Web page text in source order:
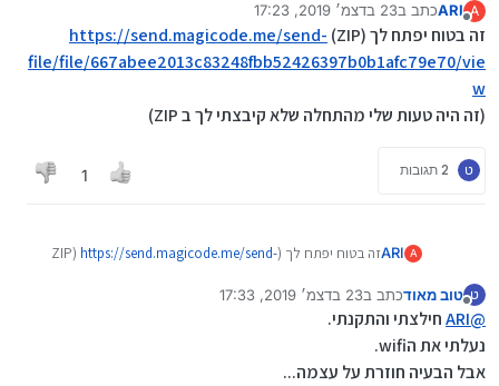
A
ARIכתב ב23 בדצמ׳ 2019, 17:23
נערך לאחרונה על ידי ARI
זה בטוח יפתח לך (ZIP)
https://send.magicode.me/send-
file/file/667abee2013c83248fbb52426397b0b1afc79e70/vie
w
(זה היה טעות שלי מהתחלה שלא קיבצתי לך ב ZIP)
ט 2 תגובות 1
A
ARIזה בטוח יפתח לך (ZIP) https://send.magicode.me/send-
ew
(זה היה טעות שלי מהתחלה שלא קיבצתי לך ב ZIP)
ט
מנותק
טוב מאודכתב ב23 בדצמ׳ 2019, 17:33
נערך לאחרונה על ידי
@
ARIחילצתי והתקנתי.
נעלתי את הwifi.
אבל הבעיה חוזרת על עצמה...